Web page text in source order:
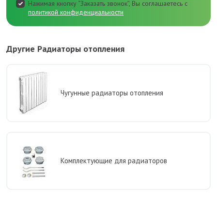
Нажимая кнопку “Заказать звонок”, Вы соглашаетесь с
политикой конфиденциальности
Другие Радиаторы отопления
Чугунные радиаторы отопления
Комплектующие для радиаторов